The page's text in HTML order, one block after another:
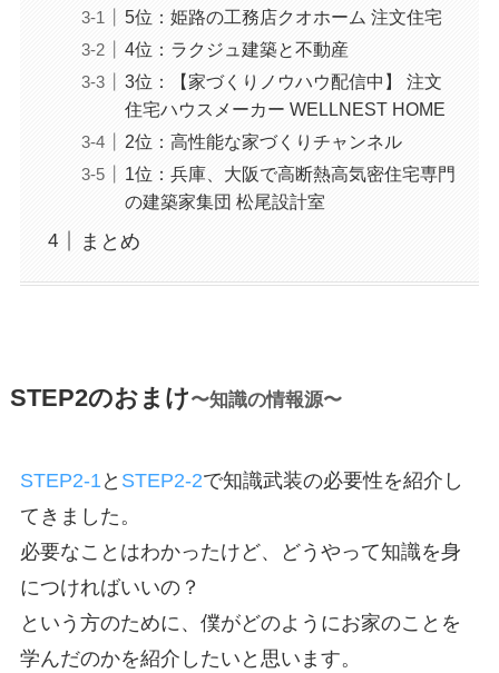
5位：姫路の工務店クオホーム 注文住宅
4位：ラクジュ建築と不動産
3位：【家づくりノウハウ配信中】 注文
住宅ハウスメーカー WELLNEST HOME
2位：高性能な家づくりチャンネル
1位：兵庫、大阪で高断熱高気密住宅専門
の建築家集団 松尾設計室
まとめ
STEP2のおまけ〜知識の情報源〜
STEP2-1と STEP2-2で知識武装の必要性を紹介し
てきました。
必要なことはわかったけど、どうやって知識を身
につければいいの？
という方のために、僕がどのようにお家のことを
学んだのかを紹介したいと思います。